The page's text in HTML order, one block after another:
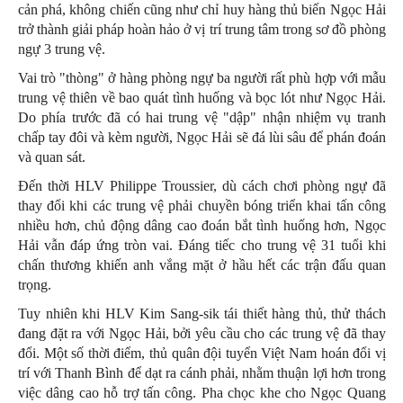
cản phá, không chiến cũng như chỉ huy hàng thủ biến Ngọc Hải
trở thành giải pháp hoàn hảo ở vị trí trung tâm trong sơ đồ phòng
ngự 3 trung vệ.
Vai trò "thòng" ở hàng phòng ngự ba người rất phù hợp với mẫu
trung vệ thiên về bao quát tình huống và bọc lót như Ngọc Hải.
Do phía trước đã có hai trung vệ "dập" nhận nhiệm vụ tranh
chấp tay đôi và kèm người, Ngọc Hải sẽ đá lùi sâu để phán đoán
và quan sát.
Đến thời HLV Philippe Troussier, dù cách chơi phòng ngự đã
thay đổi khi các trung vệ phải chuyền bóng triển khai tấn công
nhiều hơn, chủ động dâng cao đoán bắt tình huống hơn, Ngọc
Hải vẫn đáp ứng tròn vai. Đáng tiếc cho trung vệ 31 tuổi khi
chấn thương khiến anh vắng mặt ở hầu hết các trận đấu quan
trọng.
Tuy nhiên khi HLV Kim Sang-sik tái thiết hàng thủ, thử thách
đang đặt ra với Ngọc Hải, bởi yêu cầu cho các trung vệ đã thay
đổi. Một số thời điểm, thủ quân đội tuyển Việt Nam hoán đổi vị
trí với Thanh Bình để dạt ra cánh phải, nhằm thuận lợi hơn trong
việc dâng cao hỗ trợ tấn công. Pha chọc khe cho Ngọc Quang